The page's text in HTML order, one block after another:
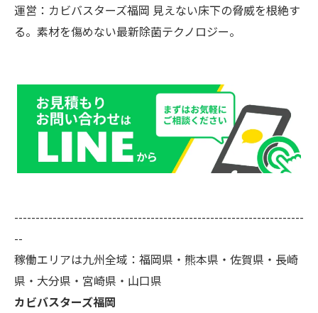
運営：カビバスターズ福岡 見えない床下の脅威を根絶す
る。素材を傷めない最新除菌テクノロジー。
--------------------------------------------------------------------
--
稼働エリアは九州全域：福岡県・熊本県・佐賀県・長崎
県・大分県・宮崎県・山口県
カビバスターズ福岡